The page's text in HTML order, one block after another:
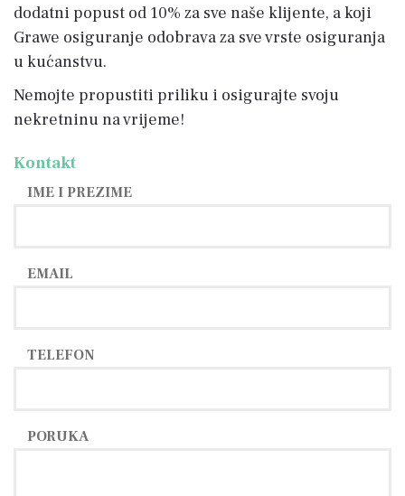
dodatni popust od 10% za sve naše klijente, a koji
Grawe osiguranje odobrava za sve vrste osiguranja
u kućanstvu.
Nemojte propustiti priliku i osigurajte svoju
nekretninu na vrijeme!
Kontakt
IME I PREZIME
EMAIL
TELEFON
PORUKA